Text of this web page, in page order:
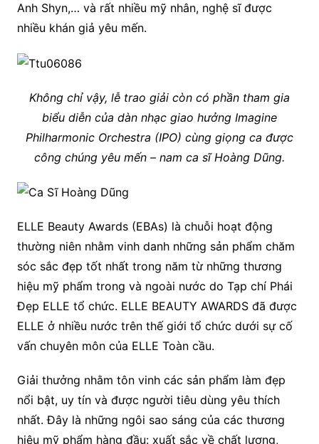
Anh Shyn,… và rất nhiều mỹ nhân, nghệ sĩ được
nhiều khán giả yêu mến.
Không chỉ vậy, lễ trao giải còn có phần tham gia
biểu diễn của dàn nhạc giao hưởng Imagine
Philharmonic Orchestra (IPO) cùng giọng ca được
công chúng yêu mến – nam ca sĩ Hoàng Dũng.
ELLE Beauty Awards (EBAs) là chuỗi hoạt động
thường niên nhằm vinh danh những sản phẩm chăm
sóc sắc đẹp tốt nhất trong năm từ những thương
hiệu mỹ phẩm trong và ngoài nước do Tạp chí Phái
Đẹp ELLE tổ chức. ELLE BEAUTY AWARDS đã được
ELLE ở nhiều nước trên thế giới tổ chức dưới sự cố
vấn chuyên môn của ELLE Toàn cầu.
Giải thưởng nhằm tôn vinh các sản phẩm làm đẹp
nổi bật, uy tín và được người tiêu dùng yêu thích
nhất. Đây là những ngôi sao sáng của các thương
hiệu mỹ phẩm hàng đầu: xuất sắc về chất lượng,